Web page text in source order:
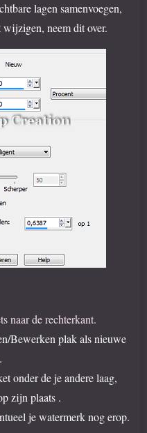
lagen samenvoegen,
neem dit over.
naar de rechterkant.
Bewerken plak als nieuwe
onder de je andere laag,
zijn plaats .
je watermerk nog erop.